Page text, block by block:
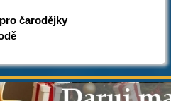
čarodějky